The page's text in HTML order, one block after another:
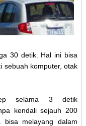
30 detik. Hal ini bisa
sebuah komputer, otak
selama 3 detik
kendali sejauh 200
melayang dalam